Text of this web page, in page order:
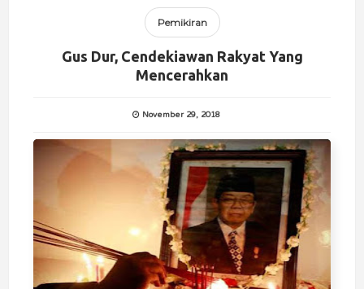
Pemikiran
Gus Dur, Cendekiawan Rakyat Yang
Mencerahkan
November 29, 2018